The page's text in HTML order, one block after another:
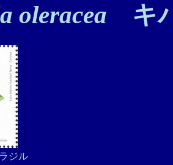
oleracea キ
ジル